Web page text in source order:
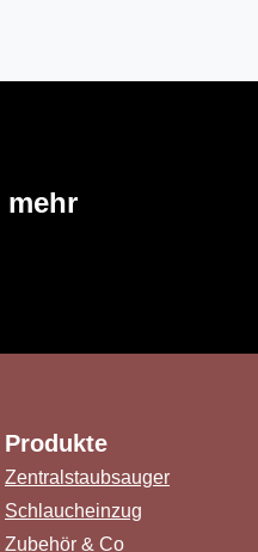
Produkte
Zentralstaubsauger
Schlaucheinzug
Zubehör & Co